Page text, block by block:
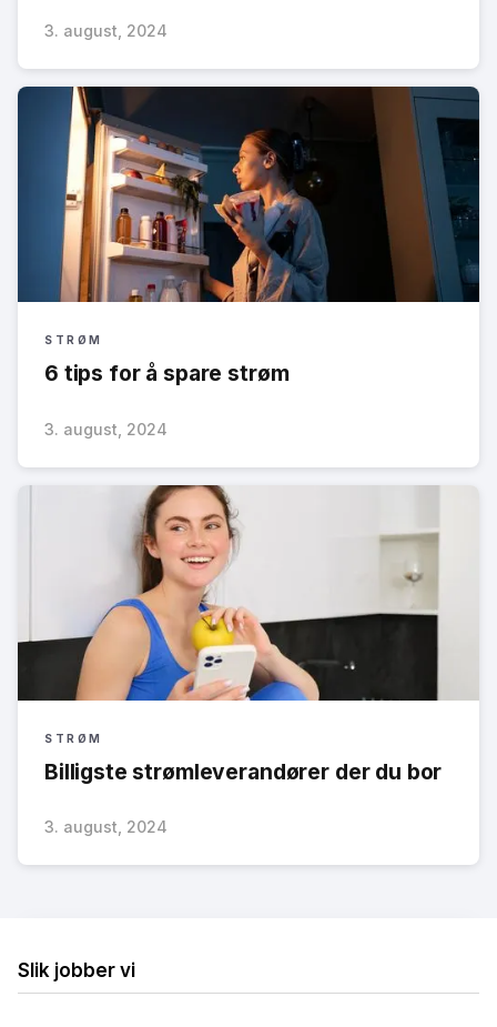
3. august, 2024
STRØM
6 tips for å spare strøm
3. august, 2024
STRØM
Billigste strømleverandører der du bor
3. august, 2024
Slik jobber vi